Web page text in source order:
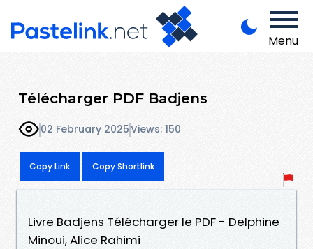
Menu
Télécharger PDF Badjens
02 February 2025Views: 150
Copy Link Copy Shortlink
Livre Badjens Télécharger le PDF - Delphine
Minoui, Alice Rahimi